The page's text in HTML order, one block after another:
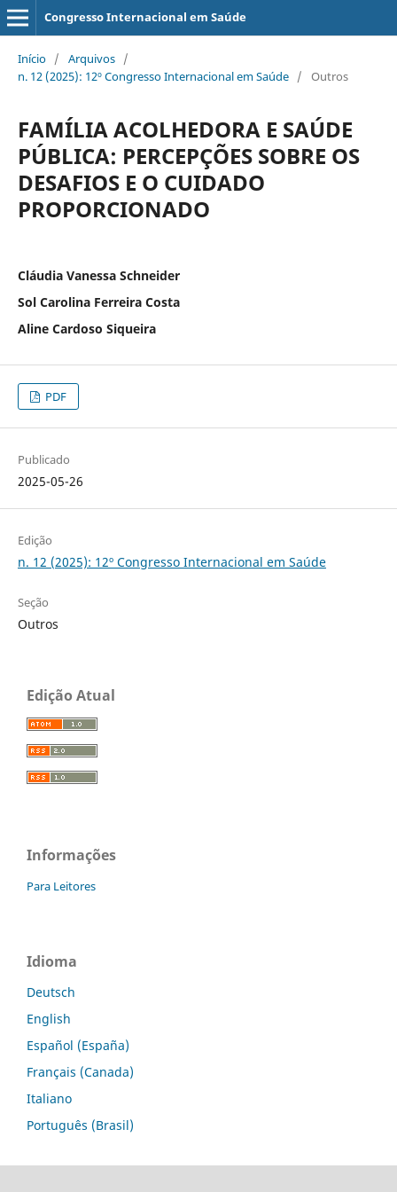
Congresso Internacional em Saúde
Início / Arquivos /
n. 12 (2025): 12º Congresso Internacional em Saúde / Outros
FAMÍLIA ACOLHEDORA E SAÚDE
PÚBLICA: PERCEPÇÕES SOBRE OS
DESAFIOS E O CUIDADO
PROPORCIONADO
Cláudia Vanessa Schneider
Sol Carolina Ferreira Costa
Aline Cardoso Siqueira
PDF
Publicado
2025-05-26
Edição
n. 12 (2025): 12º Congresso Internacional em Saúde
Seção
Outros
Edição Atual
Informações
Para Leitores
Idioma
Deutsch
English
Español (España)
Français (Canada)
Italiano
Português (Brasil)